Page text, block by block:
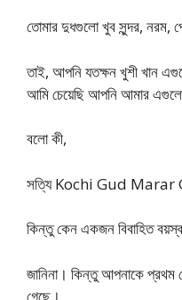
তোমার দুধগুলো খুব সুন্দর, নরম,
তাই, আপনি যতক্ষন খুশী খান
আমি চেয়েছি আপনি আমার
বলো কী,
সত্যি Kochi Gud Marar
কিন্তু কেন একজন বিবাহিত
জানিনা। কিন্তু আপনাকে প্রথম
গেছে।